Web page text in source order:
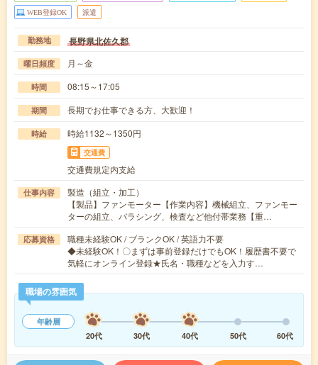
WEB登録OK 派遣
勤務地 長野県北佐久郡
曜日頻度 月～金
時間 08:15～17:05
期間 長期でお仕事できる方、大歓迎！
時給 時給1132～1350円
交通費
交通費規定内支給
仕事内容
製造（組立・加工）
【製品】ファンモーター【作業内容】機械組立、ファンモー
ターの組立、バラシング、検査など他付帯業務【重…
応募資格
職種未経験OK / ブランクOK / 英語力不要
◆未経験OK！〇まずは事前登録だけでもOK！履歴書不要で
気軽にオンライン登録★氏名・職種などを入力す…
職場の雰囲気
年齢層
20代
30代 40代 50代 60代